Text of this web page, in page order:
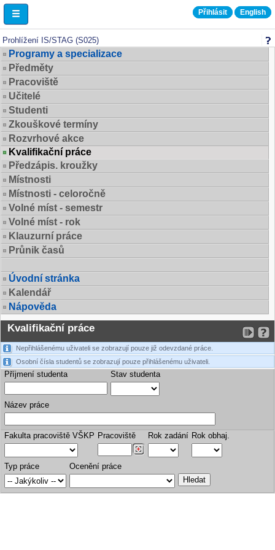
Přihlásit English
Prohlížení IS/STAG (S025)
Programy a specializace
Předměty
Pracoviště
Učitelé
Studenti
Zkouškové termíny
Rozvrhové akce
Kvalifikační práce
Předzápis. kroužky
Místnosti
Místnosti - celoročně
Volné míst - semestr
Volné míst - rok
Klauzurní práce
Průnik časů
Úvodní stránka
Kalendář
Nápověda
Kvalifikační práce
Nepřihlášenému uživateli se zobrazují pouze již odevzdané práce.
Osobní čísla studentů se zobrazují pouze přihlášenému uživateli.
Příjmení studenta Stav studenta
Název práce
Fakulta pracoviště VŠKP Pracoviště Rok zadání Rok obhaj.
Typ práce Ocenění práce